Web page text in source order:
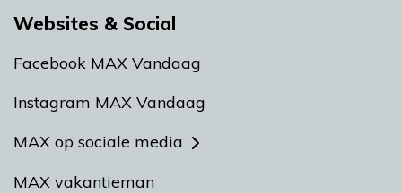
Websites & Social
Facebook MAX Vandaag
Instagram MAX Vandaag
MAX op sociale media
MAX vakantieman